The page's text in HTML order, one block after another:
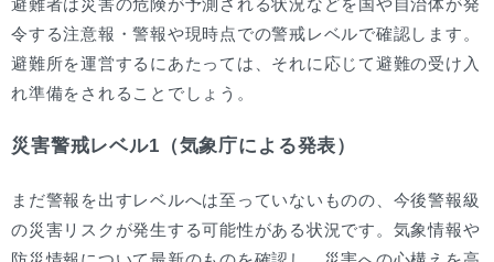
避難者は災害の危険が予測される状況などを国や自治体が発
令する注意報・警報や現時点での警戒レベルで確認します。
避難所を運営するにあたっては、それに応じて避難の受け入
れ準備をされることでしょう。
災害警戒レベル1（気象庁による発表）
まだ警報を出すレベルへは至っていないものの、今後警報級
の災害リスクが発生する可能性がある状況です。気象情報や